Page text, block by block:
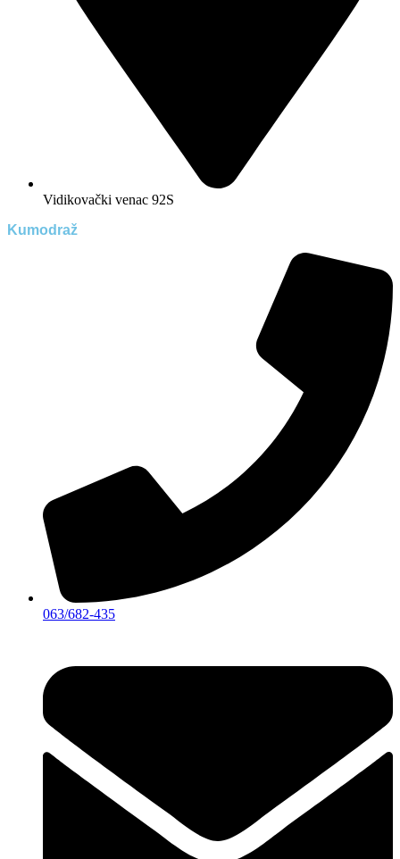
Vidikovački venac 92S
Kumodraž
063/682-435